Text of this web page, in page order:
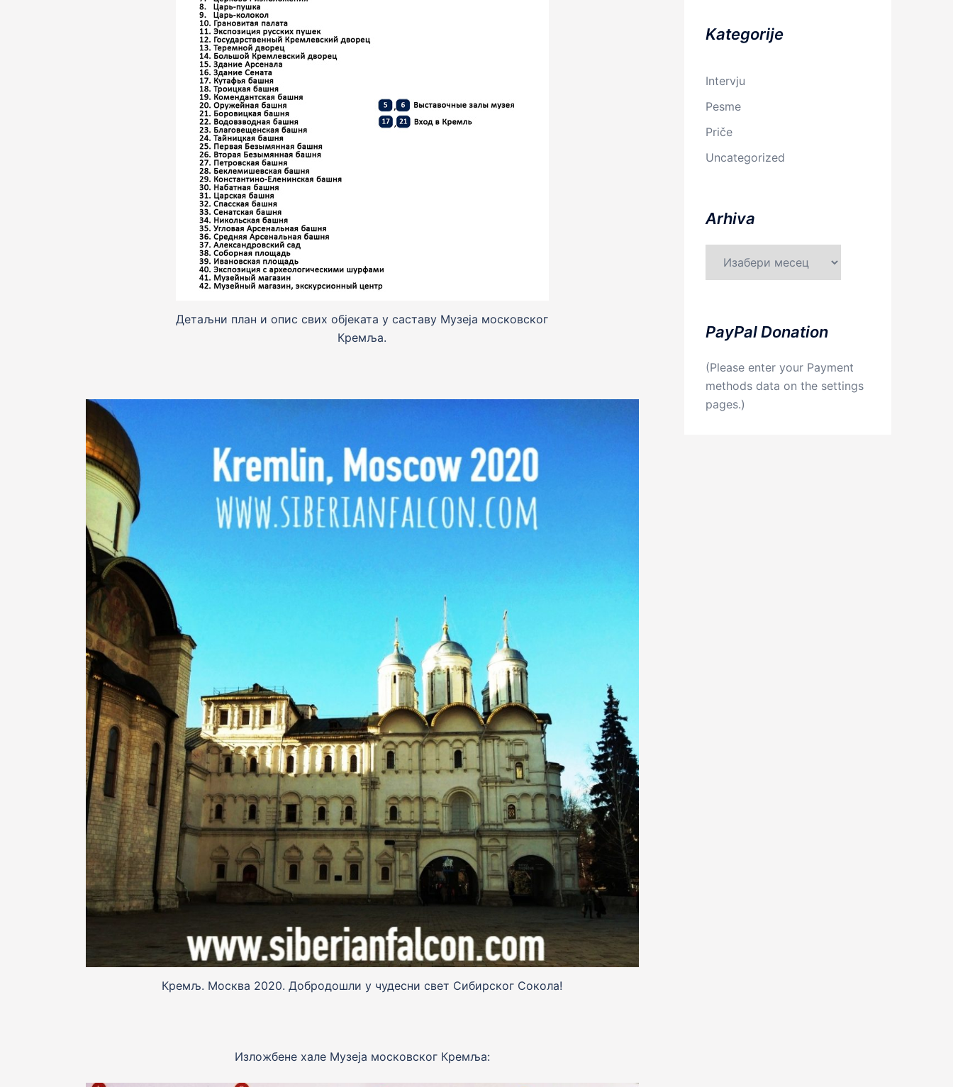
Детаљни план и опис свих обjеката у саставу Музеjа московског
Кремља.
Кремљ. Москва 2020. Добродошли у чудесни свет Сибирског Сокола!
Изложбене хале Музеjа московског Кремља:
Kategorije
Intervju
Pesme
Priče
Uncategorized
Arhiva
PayPal Donation
(Please enter your Payment
methods data on the settings
pages.)